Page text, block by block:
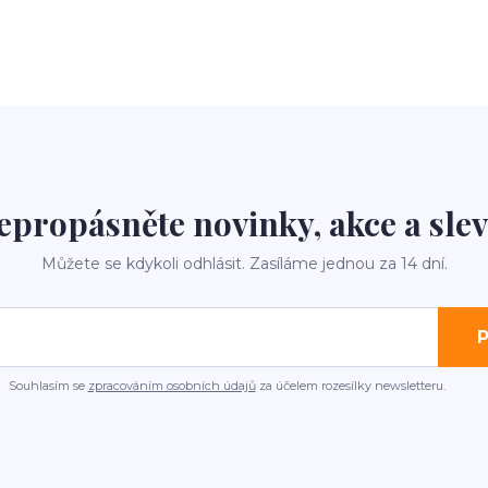
novinky, akce a
Můžete se kdykoli odhlásit. Zasíláme jednou za 14 dní.
Souhlasím se zpracováním osobních údajůza účelem rozesílky newsletteru.